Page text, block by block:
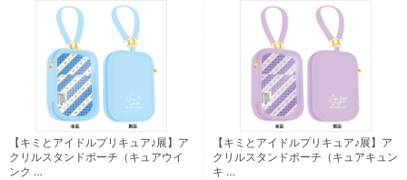
【キミとアイドルプリキュア♪展】ア
クリルスタンドポーチ（キュアウイ
ンク …
【キミとアイドルプリキュア♪展】ア
クリルスタンドポーチ（キュアキュン
キ …